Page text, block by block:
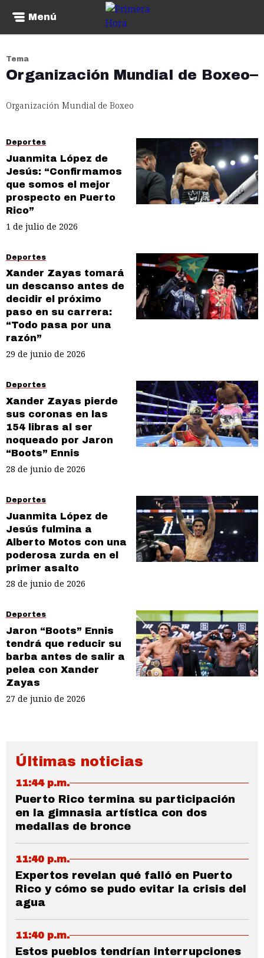
Menú
Tema
Organización Mundial de Boxeo
Organización Mundial de Boxeo
Deportes
Juanmita López de
Jesús: “Confirmamos
que somos el mejor
prospecto en Puerto
Rico”
1 de julio de 2026
Deportes
Xander Zayas tomará
un descanso antes de
decidir el próximo
paso en su carrera:
“Todo pasa por una
razón”
29 de junio de 2026
Deportes
Xander Zayas pierde
sus coronas en las
154 libras al ser
noqueado por Jaron
“Boots” Ennis
28 de junio de 2026
Deportes
Juanmita López de
Jesús fulmina a
Alberto Motos con una
poderosa zurda en el
primer asalto
28 de junio de 2026
Deportes
Jaron “Boots” Ennis
tendrá que reducir su
barba antes de salir a
pelea con Xander
Zayas
27 de junio de 2026
Últimas noticias
11:44 p.m.
Puerto Rico termina su participación
en la gimnasia artística con dos
medallas de bronce
11:40 p.m.
Expertos revelan qué falló en Puerto
Rico y cómo se pudo evitar la crisis del
agua
11:40 p.m.
Estos pueblos tendrían interrupciones